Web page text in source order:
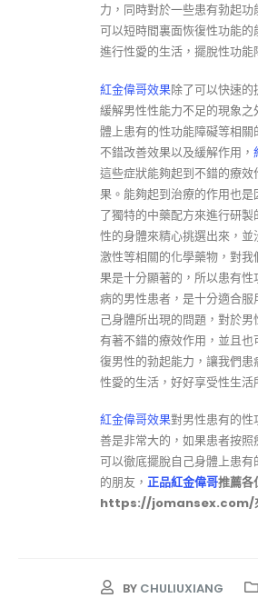
力，同時對於一些患有勃起
可以短時間裏面恢復性功能
進行性愛的生活，擺脫性功能
紅金偉哥效果除了可以快速的
緩解男性性能力不足的現象
體上患有的性功能障礙等相
不錯改善效果以及緩解作用，
這些症狀能夠起到不錯的療
果。能夠起到治療的作用也是
了獨特的中藥配方來進行研
性的身體來精心挑選出來，
激性等相關的化學藥物，對
果是十分顯著的，所以患有
病的男性患者，是十分適合
己身體所出現的問題，對於
有著不錯的療效作用，並且
復男性的勃起能力，讓我們
性愛的生活，好好享受性生活
紅金偉哥效果對男性患有的
善是非常大的，如果患者按
可以徹底擺脫自己身體上患
的朋友， 正品紅金偉哥推薦各
https://jomansex.com/來
BY CHULIUXIANG